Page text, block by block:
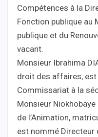
Compétences à la
Fonction publique au
publique et du
vacant.
Monsieur Ibrahima
droit des affaires,
Commissariat à la
Monsieur Niokhobaye
de l’Animation,
est nommé Directeur